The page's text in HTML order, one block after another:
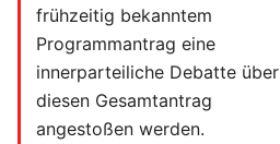
frühzeitig bekanntem
Programmantrag eine
innerparteiliche Debatte über
diesen Gesamtantrag
angestoßen werden.